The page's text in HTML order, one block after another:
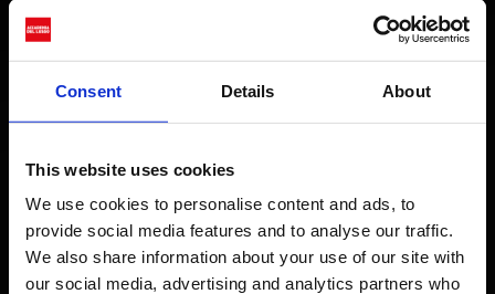
Consent Details About
This website uses cookies
We use cookies to personalise content and ads, to
provide social media features and to analyse our traffic.
We also share information about your use of our site with
our social media, advertising and analytics partners who
In relazione all'informativa (Privacy Policy, articolo 13 decreto lgs.
trattamento dei miei dati personali.
* campi obbligatori